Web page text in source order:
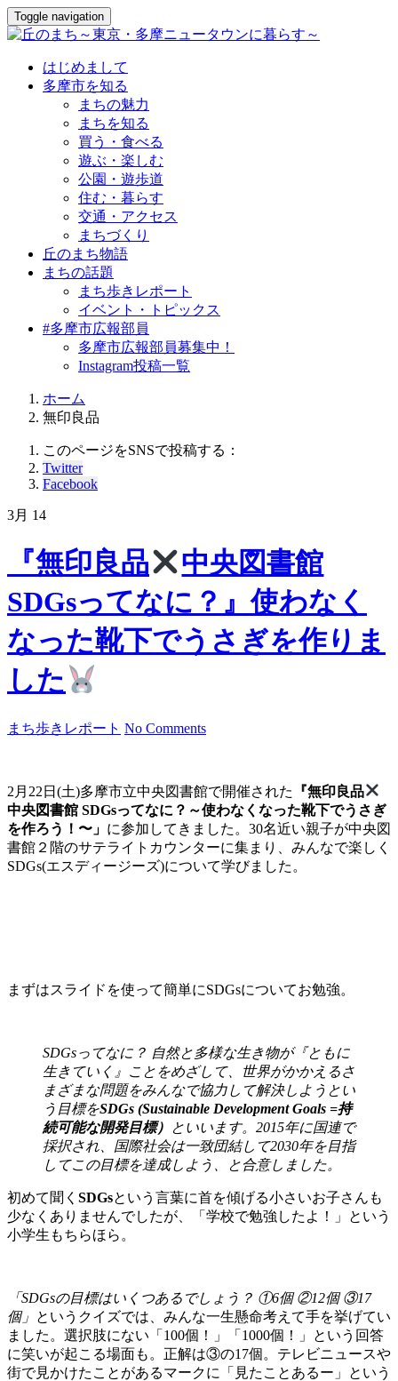
Toggle navigation
はじめまして
多摩市を知る
まちの魅力
まちを知る
買う・食べる
遊ぶ・楽しむ
公園・遊歩道
住む・暮らす
交通・アクセス
まちづくり
丘のまち物語
まちの話題
まち歩きレポート
イベント・トピックス
#多摩市広報部員
多摩市広報部員募集中！
Instagram投稿一覧
ホーム
無印良品
このページをSNSで投稿する：
Twitter
Facebook
3月 14
『無印良品
中央図書館
SDGsってなに？』使わなく
なった靴下でうさぎを作りま
した
まち歩きレポート No Comments
2月22日(土)多摩市立中央図書館で開催された
『無印良品
中央図書館 SDGsってなに？～使わなくなった靴下でうさぎ
を作ろう！〜」 に参加してきました。30名近い親子が中央図
書館２階のサテライトカウンターに集まり、みんなで楽しく
SDGs(エスディージーズ)について学びました。
まずはスライドを使って簡単にSDGsについてお勉強。
SDGsってなに？ 自然と多様な生き物が『ともに
生きていく』ことをめざして、世界がかかえるさ
まざまな問題をみんなで協力して解決しようとい
う目標をSDGs (Sustainable Development Goals =持
続可能な開発目標）
といいます。2015年に国連で
採択され、国際社会は一致団結して2030年を目指
してこの目標を達成しよう、と合意しました。
初めて聞く SDGsという言葉に首を傾げる小さいお子さんも
少なくありませんでしたが、「学校で勉強したよ！」という
小学生もちらほら。
「SDGsの目標はいくつあるでしょう？ ①6個 ②12個 ③17
個」 というクイズでは、みんな一生懸命考えて手を挙げてい
ました。選択肢にない「100個！」「1000個！」という回答
に笑いが起こる場面も。正解は③の17個。テレビニュースや
街で見かけたことがあるマークに「見たことあるー」という